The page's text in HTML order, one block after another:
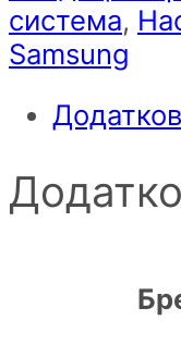
система,
Samsung